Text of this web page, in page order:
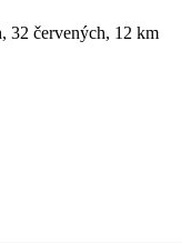
32 červených, 12 km